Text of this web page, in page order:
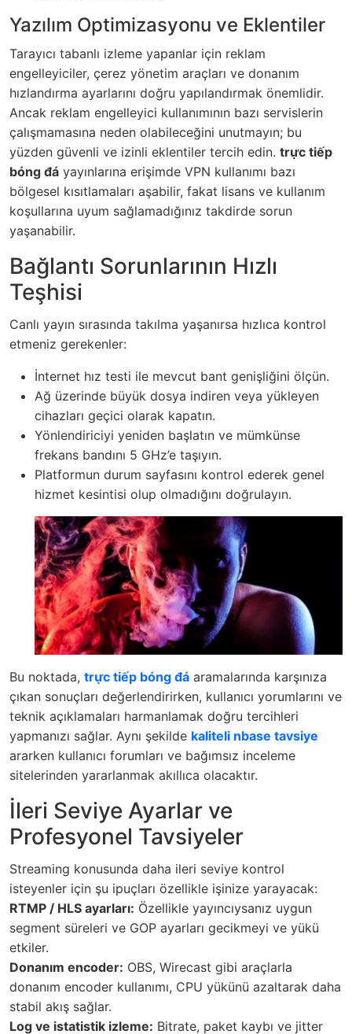
Yazılım Optimizasyonu ve Eklentiler
Tarayıcı tabanlı izleme yapanlar için reklam
engelleyiciler, çerez yönetim araçları ve donanım
hızlandırma ayarlarını doğru yapılandırmak önemlidir.
Ancak reklam engelleyici kullanımının bazı servislerin
çalışmamasına neden olabileceğini unutmayın; bu
yüzden güvenli ve izinli eklentiler tercih edin. trực tiếp
bóng đá yayınlarına erişimde VPN kullanımı bazı
bölgesel kısıtlamaları aşabilir, fakat lisans ve kullanım
koşullarına uyum sağlamadığınız takdirde sorun
yaşanabilir.
Bağlantı Sorunlarının Hızlı
Teşhisi
Canlı yayın sırasında takılma yaşanırsa hızlıca kontrol
etmeniz gerekenler:
İnternet hız testi ile mevcut bant genişliğini ölçün.
Ağ üzerinde büyük dosya indiren veya yükleyen
cihazları geçici olarak kapatın.
Yönlendiriciyi yeniden başlatın ve mümkünse
frekans bandını 5 GHz’e taşıyın.
Platformun durum sayfasını kontrol ederek genel
hizmet kesintisi olup olmadığını doğrulayın.
Bu noktada, trực tiếp bóng đá aramalarında karşınıza
çıkan sonuçları değerlendirirken, kullanıcı yorumlarını ve
teknik açıklamaları harmanlamak doğru tercihleri
yapmanızı sağlar. Aynı şekilde kaliteli nbase tavsiye
ararken kullanıcı forumları ve bağımsız inceleme
sitelerinden yararlanmak akıllıca olacaktır.
İleri Seviye Ayarlar ve
Profesyonel Tavsiyeler
Streaming konusunda daha ileri seviye kontrol
isteyenler için şu ipuçları özellikle işinize yarayacak:
RTMP / HLS ayarları: Özellikle yayıncıysanız uygun
segment süreleri ve GOP ayarları gecikmeyi ve yükü
etkiler.
Donanım encoder: OBS, Wirecast gibi araçlarla
donanım encoder kullanımı, CPU yükünü azaltarak daha
stabil akış sağlar.
Log ve istatistik izleme: Bitrate, paket kaybı ve jitter